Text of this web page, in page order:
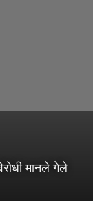
मानले गेले